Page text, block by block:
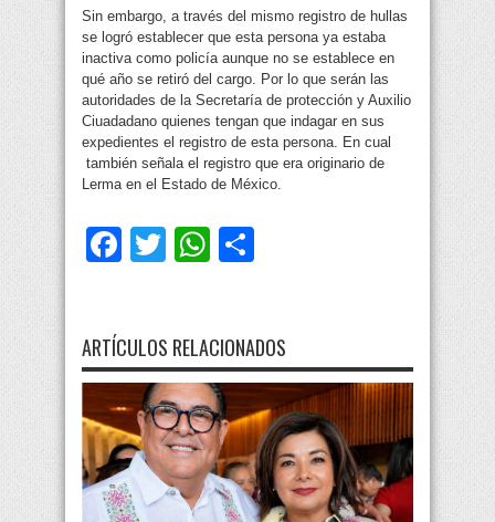
Sin embargo, a través del mismo registro de hullas
se logró establecer que esta persona ya estaba
inactiva como policía aunque no se establece en
qué año se retiró del cargo. Por lo que serán las
autoridades de la Secretaría de protección y Auxilio
Ciuadadano quienes tengan que indagar en sus
expedientes el registro de esta persona. En cual
también señala el registro que era originario de
Lerma en el Estado de México.
Facebook
TwitterWhatsApp
ARTÍCULOS RELACIONADOS